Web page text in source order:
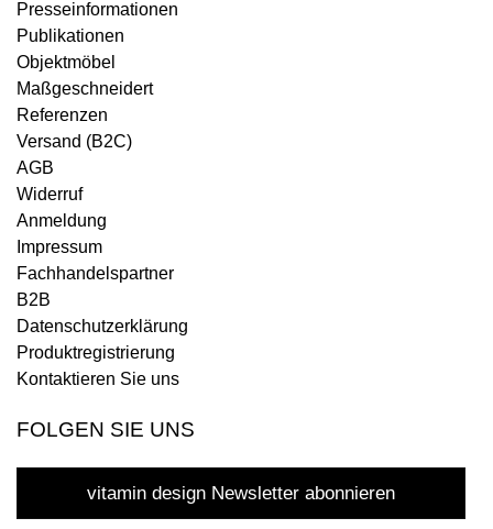
Presseinformationen
Publikationen
Objektmöbel
Maßgeschneidert
Referenzen
Versand (B2C)
AGB
Widerruf
Anmeldung
Impressum
Fachhandelspartner
B2B
Datenschutzerklärung
Produktregistrierung
Kontaktieren Sie uns
FOLGEN SIE UNS
vitamin design Newsletter abonnieren